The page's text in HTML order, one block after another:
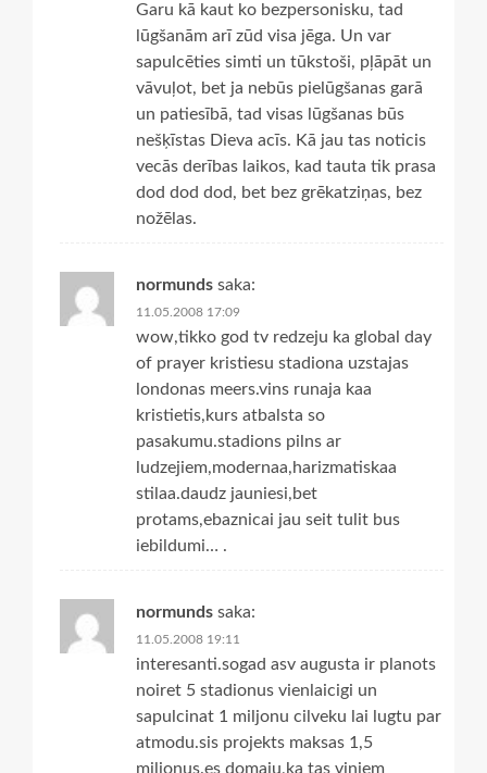
Garu kā kaut ko bezpersonisku, tad
lūgšanām arī zūd visa jēga. Un var
sapulcēties simti un tūkstoši, pļāpāt un
vāvuļot, bet ja nebūs pielūgšanas garā
un patiesībā, tad visas lūgšanas būs
nešķīstas Dieva acīs. Kā jau tas noticis
vecās derības laikos, kad tauta tik prasa
dod dod dod, bet bez grēkatziņas, bez
nožēlas.
normunds saka:
11.05.2008 17:09
wow,tikko god tv redzeju ka global day
of prayer kristiesu stadiona uzstajas
londonas meers.vins runaja kaa
kristietis,kurs atbalsta so
pasakumu.stadions pilns ar
ludzejiem,modernaa,harizmatiskaa
stilaa.daudz jauniesi,bet
protams,ebaznicai jau seit tulit bus
iebildumi… .
normunds saka:
11.05.2008 19:11
interesanti.sogad asv augusta ir planots
noiret 5 stadionus vienlaicigi un
sapulcinat 1 miljonu cilveku lai lugtu par
atmodu.sis projekts maksas 1,5
miljonus.es domaju,ka tas viniem